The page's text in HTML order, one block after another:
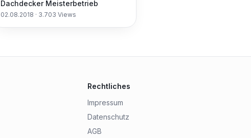
Dachdecker Meisterbetrieb
02.08.2018 · 3.703 Views
Rechtliches
Impressum
Datenschutz
AGB